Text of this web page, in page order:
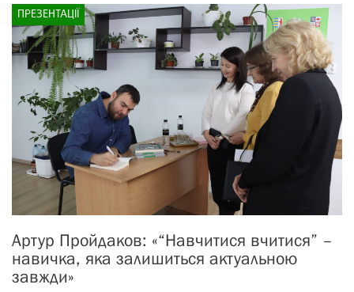
ПРЕЗЕНТАЦІЇ
Артур Пройдаков: «“Навчитися вчитися” –
навичка, яка залишиться актуальною
завжди»